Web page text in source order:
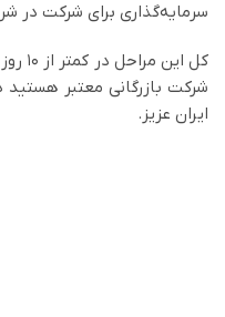
سرمایه‌گذاری برای شرکت در
شرکت بازرگانی معتبر هستید
ایران عزیز.